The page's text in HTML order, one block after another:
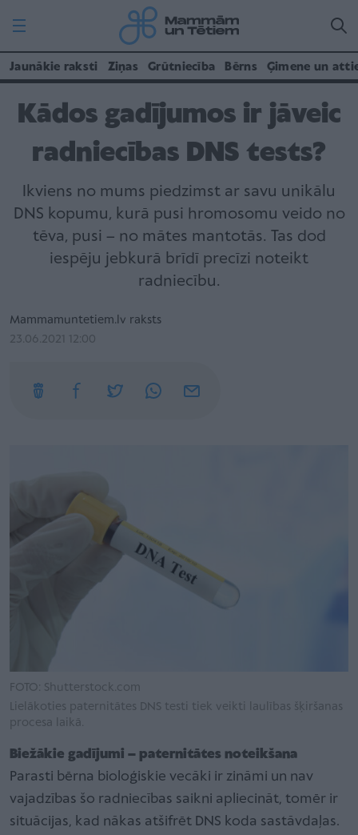
Jaunākie raksti Ziņas Grūtniecība Bērns Ģimene un
Kādos gadījumos ir jāveic
radniecības DNS tests?
Ikviens no mums piedzimst ar savu unikālu
DNS kopumu, kurā pusi hromosomu veido no
tēva, pusi – no mātes mantotās. Tas dod
iespēju jebkurā brīdī precīzi noteikt
radniecību.
Mammamuntetiem.lv raksts
23.06.2021 12:00
FOTO: Shutterstock.com
Lielākoties paternitātes DNS testi tiek veikti laulības šķiršanas
procesa laikā.
Biežākie gadījumi – paternitātes noteikšana
Parasti bērna bioloģiskie vecāki ir zināmi un nav
vajadzības šo radniecības saikni apliecināt, tomēr ir
situācijas, kad nākas atšifrēt DNS koda sastāvdaļas.